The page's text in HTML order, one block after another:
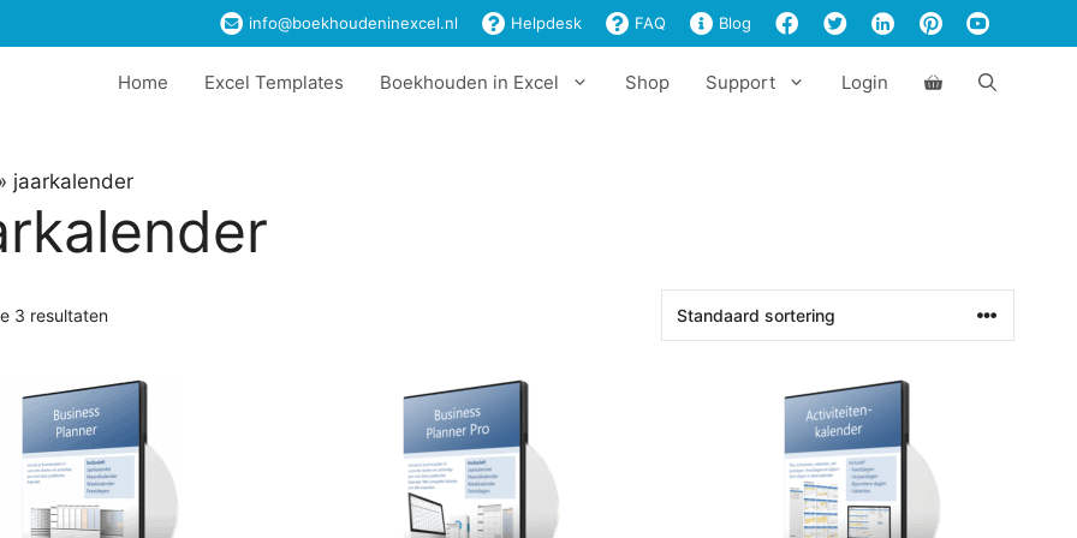
info@boekhoudeninexcel.nl Helpdesk FAQ Blog
Home Excel Templates Boekhouden in Excel Shop Support Login
jaarkalender
3 resultaten